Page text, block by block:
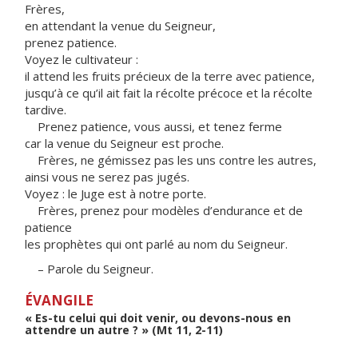
Frères,
en attendant la venue du Seigneur,
prenez patience.
Voyez le cultivateur :
il attend les fruits précieux de la terre avec patience,
jusqu’à ce qu’il ait fait la récolte précoce et la récolte
tardive.
Prenez patience, vous aussi, et tenez ferme
car la venue du Seigneur est proche.
Frères, ne gémissez pas les uns contre les autres,
ainsi vous ne serez pas jugés.
Voyez : le Juge est à notre porte.
Frères, prenez pour modèles d’endurance et de
patience
les prophètes qui ont parlé au nom du Seigneur.
– Parole du Seigneur.
ÉVANGILE
« Es-tu celui qui doit venir, ou devons-nous en
attendre un autre ? » (Mt 11, 2-11)